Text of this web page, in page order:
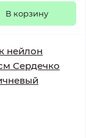
В корзину
нейлон
Сердечко